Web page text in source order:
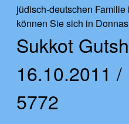
jüdisch-deutschen
können Sie sich in
Sukkot
16.10.2011
5772